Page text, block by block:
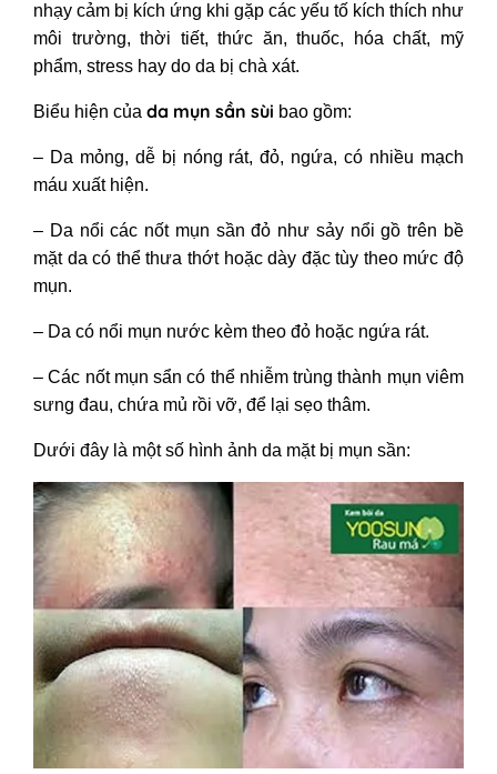
nhạy cảm bị kích ứng khi gặp các yếu tố kích thích như
môi trường, thời tiết, thức ăn, thuốc, hóa chất, mỹ
phẩm, stress hay do da bị chà xát.
Biểu hiện của da mụn sần sùi bao gồm:
– Da mỏng, dễ bị nóng rát, đỏ, ngứa, có nhiều mạch
máu xuất hiện.
– Da nổi các nốt mụn sần đỏ như sảy nổi gồ trên bề
mặt da có thể thưa thớt hoặc dày đặc tùy theo mức độ
mụn.
– Da có nổi mụn nước kèm theo đỏ hoặc ngứa rát.
– Các nốt mụn sẩn có thể nhiễm trùng thành mụn viêm
sưng đau, chứa mủ rồi vỡ, để lại sẹo thâm.
Dưới đây là một số hình ảnh da mặt bị mụn sần: